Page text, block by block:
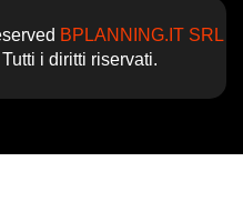
BPLANNING.IT SRL
i diritti riservati.